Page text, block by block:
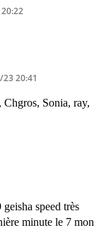
20:41
Sonia, ray,
speed très
minute le 7 mon